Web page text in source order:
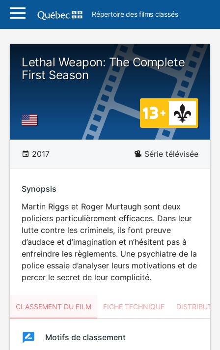
Répertoire des films classés
Lethal Weapon: The Complete
First Season
2017 Série télévisée
Synopsis
Martin Riggs et Roger Murtaugh sont deux
policiers particulièrement efficaces. Dans leur
lutte contre les criminels, ils font preuve
d’audace et d’imagination et n’hésitent pas à
enfreindre les règlements. Une psychiatre de la
police essaie d’analyser leurs motivations et de
percer le secret de leur complicité.
CLASSEMENT DU FILM FICHE TECHNIQUE
ClassementClassement
Motifs de classement